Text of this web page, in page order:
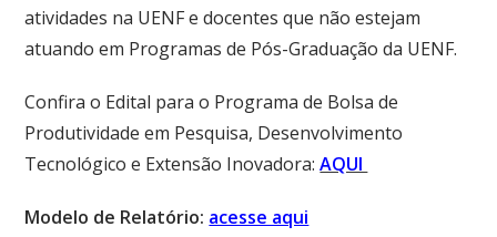
atividades na UENF e docentes que não estejam
atuando em Programas de Pós-Graduação da UENF.
Confira o Edital para o Programa de Bolsa de
Produtividade em Pesquisa, Desenvolvimento
Tecnológico e Extensão Inovadora:AQUI
Modelo de Relatório: acesse aqui